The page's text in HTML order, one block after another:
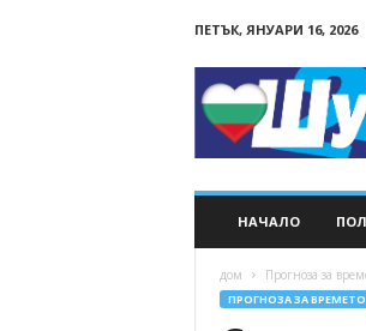
ПЕТЪК, ЯНУАРИ 16, 2026
НАЧАЛО
дом Прогноза за
ПРОГНОЗА ЗА ВРЕМЕТО